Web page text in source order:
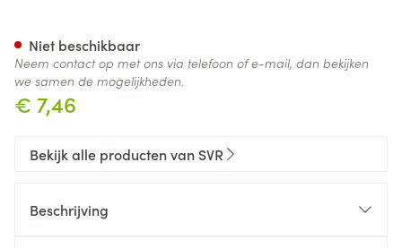
€ 7,46
Niet beschikbaar
Neem contact op met ons via telefoon of e-mail, dan bekijken
we samen de mogelijkheden.
Bekijk alle producten van SVR
Beschrijving